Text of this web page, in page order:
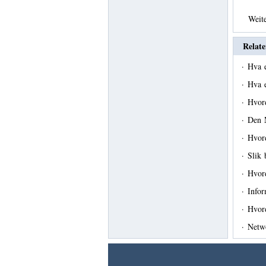
· Hva
· Hva
·
· Den
·
· Slik
·
·
·
·